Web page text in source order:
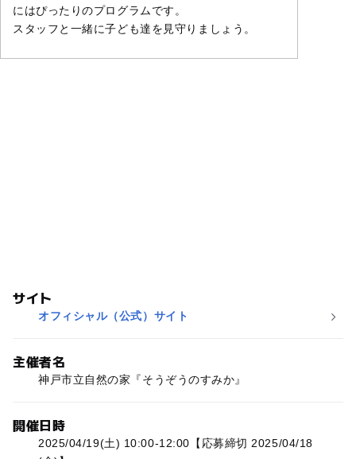
にはぴったりのプログラムです。
スタッフと一緒に子ども達を見守りましょう。
サイト
オフィシャル（公式）サイト
主催者名
神戸市立自然の家『そうぞうのすみか』
開催日時
2025/04/19(土) 10:00-12:00【応募締切 2025/04/18